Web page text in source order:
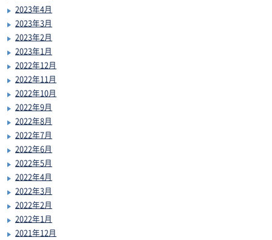
2023年4月
2023年3月
2023年2月
2023年1月
2022年12月
2022年11月
2022年10月
2022年9月
2022年8月
2022年7月
2022年6月
2022年5月
2022年4月
2022年3月
2022年2月
2022年1月
2021年12月